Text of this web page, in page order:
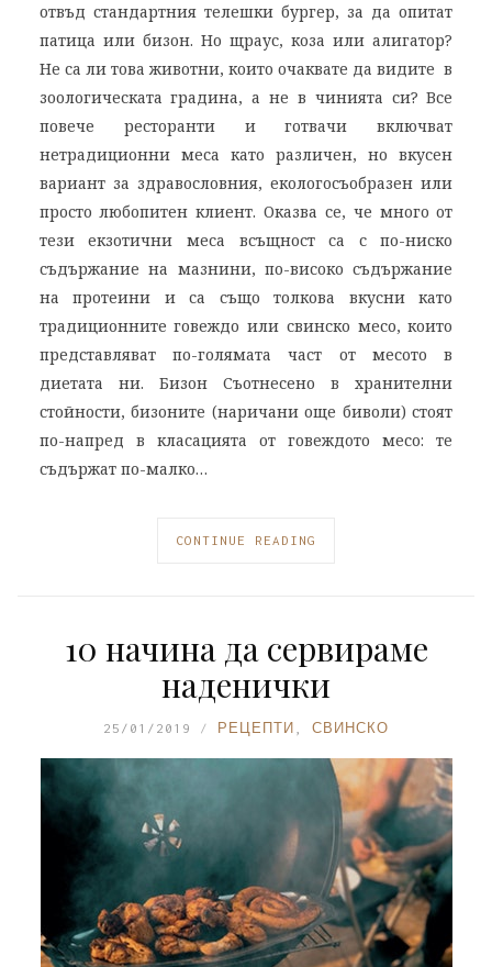
отвъд стандартния телешки бургер, за да опитат
патица или бизон. Но щраус, коза или алигатор?
Не са ли това животни, които очаквате да видите в
зоологическата градина, а не в чинията си? Все
повече ресторанти и готвачи включват
нетрадиционни меса като различен, но вкусен
вариант за здравословния, екологосъобразен или
просто любопитен клиент. Оказва се, че много от
тези екзотични меса всъщност са с по-ниско
съдържание на мазнини, по-високо съдържание
на протеини и са също толкова вкусни като
традиционните говеждо или свинско месо, които
представляват по-голямата част от месото в
диетата ни. Бизон Съотнесено в хранителни
стойности, бизоните (наричани още биволи) стоят
по-напред в класацията от говеждото месо: те
съдържат по-малко…
CONTINUE READING
10 начина да сервираме
наденички
25/01/2019 РЕЦЕПТИ СВИНСКО